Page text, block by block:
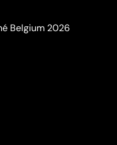
Belgium 2026